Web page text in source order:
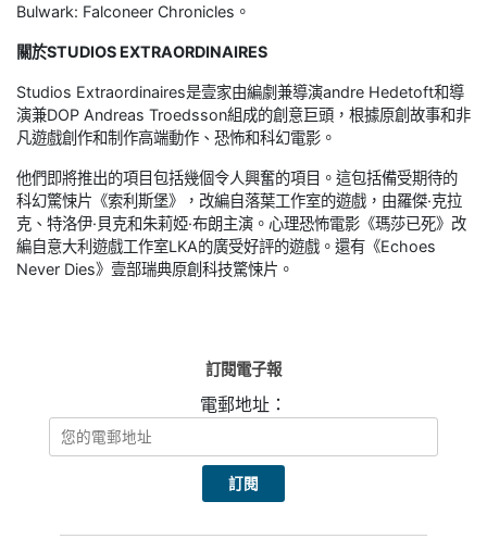
Bulwark: Falconeer Chronicles。
關於STUDIOS EXTRAORDINAIRES
Studios Extraordinaires是壹家由編劇兼導演andre Hedetoft和導
演兼DOP Andreas Troedsson組成的創意巨頭，根據原創故事和非
凡遊戲創作和制作高端動作、恐怖和科幻電影。
他們即將推出的項目包括幾個令人興奮的項目。這包括備受期待的
科幻驚悚片《索利斯堡》，改編自落葉工作室的遊戲，由羅傑·克拉
克、特洛伊·貝克和朱莉婭·布朗主演。心理恐怖電影《瑪莎已死》改
編自意大利遊戲工作室LKA的廣受好評的遊戲。還有《Echoes
Never Dies》壹部瑞典原創科技驚悚片。
訂閱電子報
電郵地址：